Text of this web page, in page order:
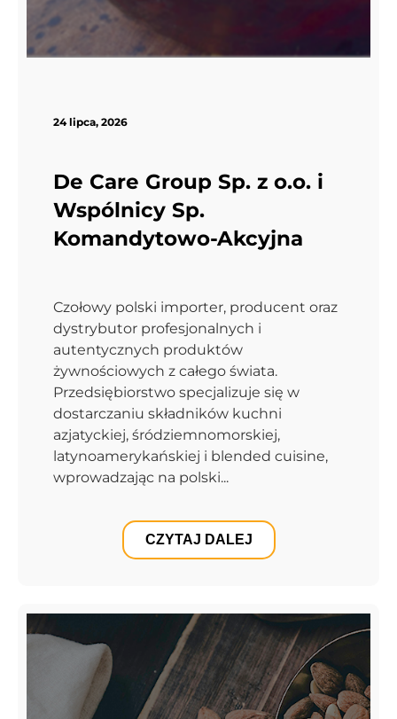
CZYTAJ DALEJ
24 lipca, 2026
De Care Group Sp. z o.o. i
Wspólnicy Sp.
Komandytowo-Akcyjna
Czołowy polski importer, producent oraz
dystrybutor profesjonalnych i
autentycznych produktów
żywnościowych z całego świata.
Przedsiębiorstwo specjalizuje się w
dostarczaniu składników kuchni
azjatyckiej, śródziemnomorskiej,
latynoamerykańskiej i blended cuisine,
wprowadzając na polski...